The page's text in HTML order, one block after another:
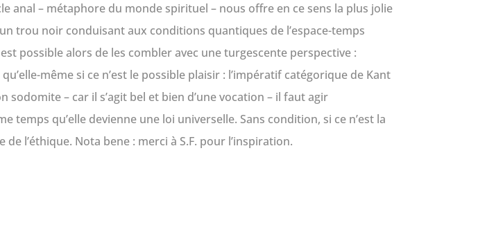
anal – métaphore du monde spirituel – nous offre en ce sens la plus jolie
trou noir conduisant aux conditions quantiques de l’espace-temps
possible alors de les combler avec une turgescente perspective :
même si ce n’est le possible plaisir : l’impératif catégorique de Kant
– car il s’agit bel et bien d’une vocation – il faut agir
temps qu’elle devienne une loi universelle. Sans condition, si ce n’est la
l’éthique. Nota bene : merci à S.F. pour l’inspiration.